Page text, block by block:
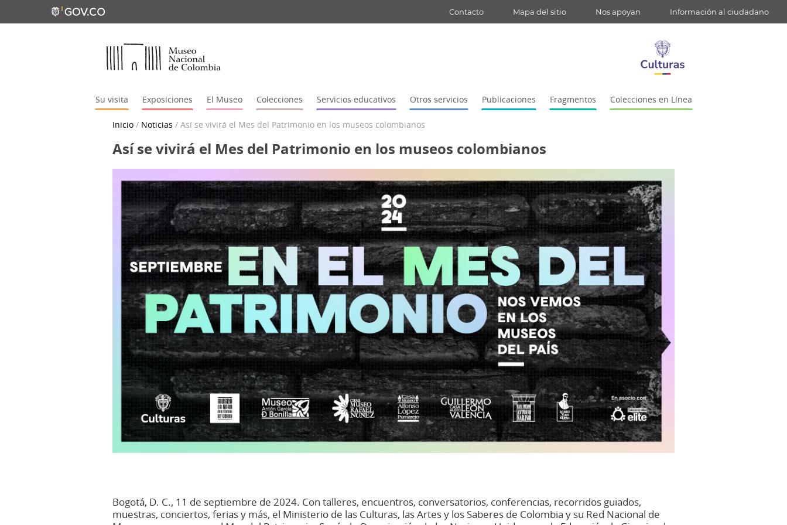
Contacto Mapa del sitio Nos apoyan Información al ciudadano
Su visita Exposiciones El Museo Colecciones Servicios educativos Otros servicios Publicaciones Fragmentos Colecciones en Línea
Inicio / Noticias / Así se vivirá el Mes del Patrimonio en los museos colombianos
Así se vivirá el Mes del Patrimonio en los museos colombianos
Bogotá, D. C., 11 de septiembre de 2024. Con talleres, encuentros, conversatorios, conferencias, recorridos guiados,
muestras, conciertos, ferias y más, el Ministerio de las Culturas, las Artes y los Saberes de Colombia y su Red Nacional de